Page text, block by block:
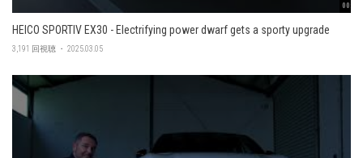
00:48
HEICO SPORTIV EX30 - Electrifying power dwarf gets a sporty upgrade
3,191 回視聴 ・ 2025.03.05